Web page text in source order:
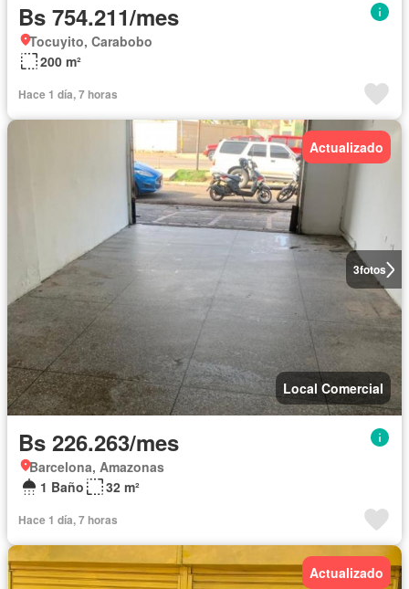
Bs 754.211/mes
Tocuyito, Carabobo
200 m²
Hace 1 día, 7 horas
3fotos
Actualizado
Local Comercial
Bs 226.263/mes
Barcelona, Amazonas
1 Baño
32 m²
Hace 1 día, 7 horas
Actualizado